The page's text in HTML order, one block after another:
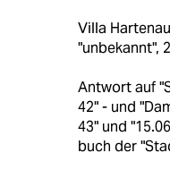
Villa
"unbekannt",
Antwort auf
42" - und
43" und
buch der